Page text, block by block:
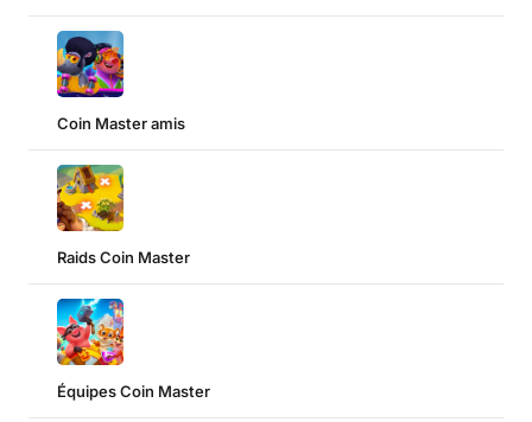
Coin Master amis
Raids Coin Master
Équipes Coin Master